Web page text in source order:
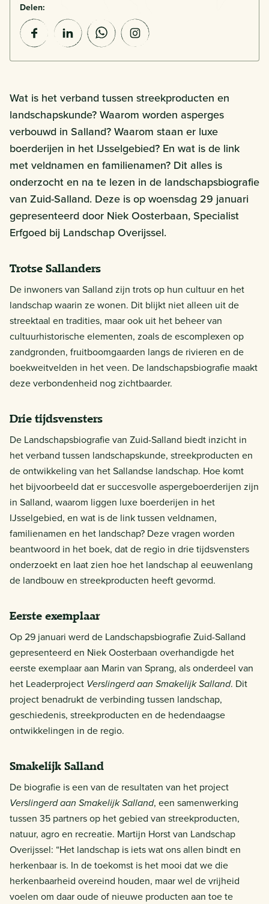
Delen:
Wat is het verband tussen streekproducten en
landschapskunde? Waarom worden asperges
verbouwd in Salland? Waarom staan er luxe
boerderijen in het IJsselgebied? En wat is de link
met veldnamen en familienamen? Dit alles is
onderzocht en na te lezen in de landschapsbiografie
van Zuid-Salland. Deze is op woensdag 29 januari
gepresenteerd door Niek Oosterbaan, Specialist
Erfgoed bij Landschap Overijssel.
Trotse Sallanders
De inwoners van Salland zijn trots op hun cultuur en het
landschap waarin ze wonen. Dit blijkt niet alleen uit de
streektaal en tradities, maar ook uit het beheer van
cultuurhistorische elementen, zoals de escomplexen op
zandgronden, fruitboomgaarden langs de rivieren en de
boekweitvelden in het veen. De landschapsbiografie maakt
deze verbondenheid nog zichtbaarder.
Drie tijdsvensters
De Landschapsbiografie van Zuid-Salland biedt inzicht in
het verband tussen landschapskunde, streekproducten en
de ontwikkeling van het Sallandse landschap. Hoe komt
het bijvoorbeeld dat er succesvolle aspergeboerderijen zijn
in Salland, waarom liggen luxe boerderijen in het
IJsselgebied, en wat is de link tussen veldnamen,
familienamen en het landschap? Deze vragen worden
beantwoord in het boek, dat de regio in drie tijdsvensters
onderzoekt en laat zien hoe het landschap al eeuwenlang
de landbouw en streekproducten heeft gevormd.
Eerste exemplaar
Op 29 januari werd de Landschapsbiografie Zuid-Salland
gepresenteerd en Niek Oosterbaan overhandigde het
eerste exemplaar aan Marin van Sprang, als onderdeel van
het Leaderproject Verslingerd aan Smakelijk Salland. Dit
project benadrukt de verbinding tussen landschap,
geschiedenis, streekproducten en de hedendaagse
ontwikkelingen in de regio.
Smakelijk Salland
De biografie is een van de resultaten van het project
Verslingerd aan Smakelijk Salland, een samenwerking
tussen 35 partners op het gebied van streekproducten,
natuur, agro en recreatie. Martijn Horst van Landschap
Overijssel: “Het landschap is iets wat ons allen bindt en
herkenbaar is. In de toekomst is het mooi dat we die
herkenbaarheid overeind houden, maar wel de vrijheid
voelen om daar oude of nieuwe producten aan toe te